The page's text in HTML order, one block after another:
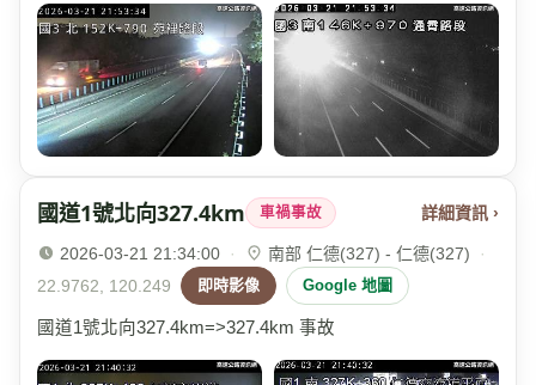
國道1號北向327.4km 車禍事故 詳細資訊 ›
2026-03-21 21:34:00 · 南部 仁德(327) - 仁德(327)
·
22.9762, 120.249
即時影像 Google 地圖
國道1號北向327.4km=>327.4km 事故